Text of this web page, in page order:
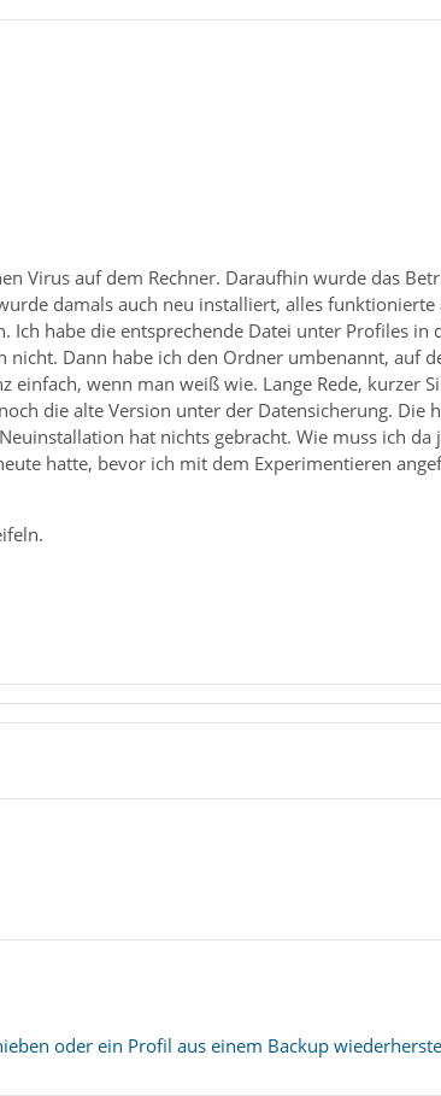
Virus auf dem Rechner. Daraufhin wurde das
damals auch neu installiert, alles
habe die entsprechende Datei unter Profiles in
Dann habe ich den Ordner umbenannt, auf
wenn man weiß wie. Lange Rede, kurzer
die alte Version unter der Datensicherung. Die
hat nichts gebracht. Wie muss ich da
hatte, bevor ich mit dem Experimentieren
oder ein Profil aus einem Backup